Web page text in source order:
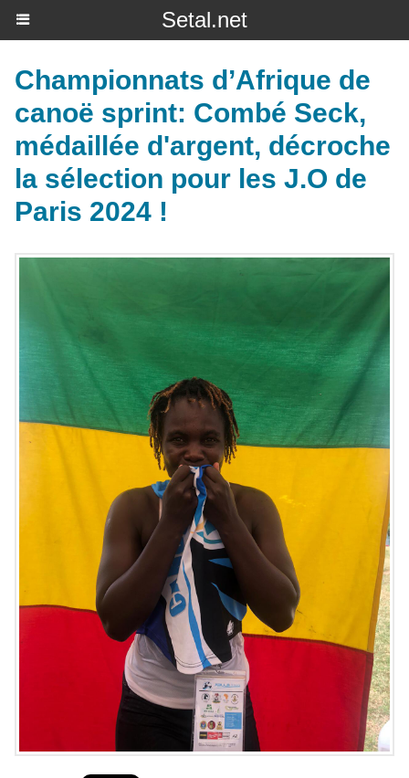
Setal.net
Championnats d’Afrique de
canoë sprint: Combé Seck,
médaillée d'argent, décroche
la sélection pour les J.O de
Paris 2024 !